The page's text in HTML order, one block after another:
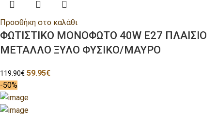
Προσθήκη στο καλάθι
ΦΩΤΙΣΤΙΚΟ ΜΟΝΟΦΩΤΟ 40W E27 ΠΛΑΙΣΙΟ
ΜΕΤΑΛΛΟ ΞΥΛΟ ΦΥΣΙΚΟ/ΜΑΥΡΟ
119.90€ 59.95€
-50%